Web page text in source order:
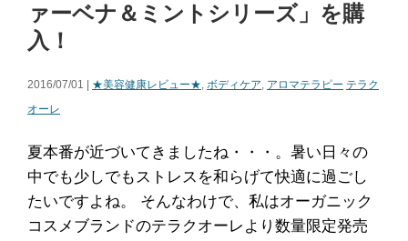
ァーベナ＆ミントシリーズ」を購
入！
2016/07/01 | ★美容健康レビュー★, ボディケア, アロマテラピー テラク
オーレ
夏本番が近づいてきましたね・・・。暑い日々の
中でも少しでもストレスを和らげて快適に過ごし
たいですよね。 そんなわけで、私はオーガニック
コスメブランドのテラクオーレより数量限定発売